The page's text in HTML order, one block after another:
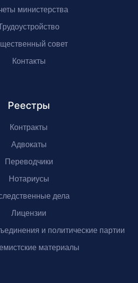
министерства
совет
Контакты
Реестры
Контракты
Адвокаты
Переводчики
Нотариусы
дела
Лицензии
и политические партии
материалы